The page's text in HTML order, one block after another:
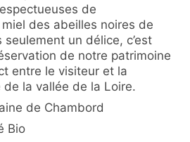
de
miel des abeilles noires de
seulement un délice, c’est
de notre patrimoine
entre le visiteur et la
la vallée de la Loire.
de Chambord
Bio